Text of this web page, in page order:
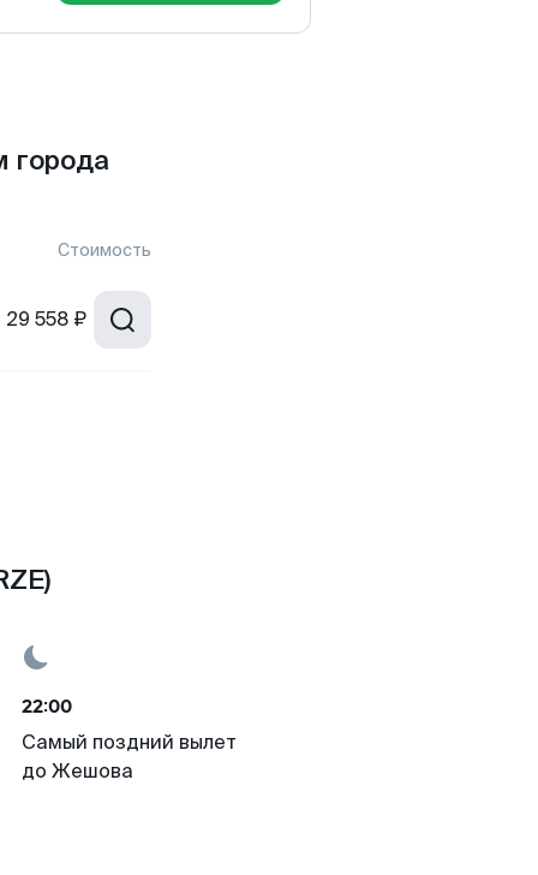
Стоимость
29 558 ₽
22:00
Самый поздний вылет
до Жешова